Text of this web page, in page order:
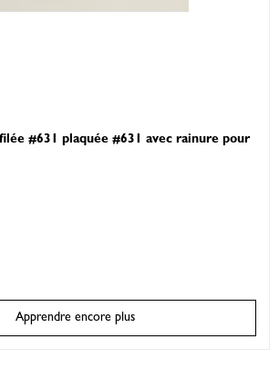
#631 plaquée #631 avec rainure pour
Apprendre encore plus